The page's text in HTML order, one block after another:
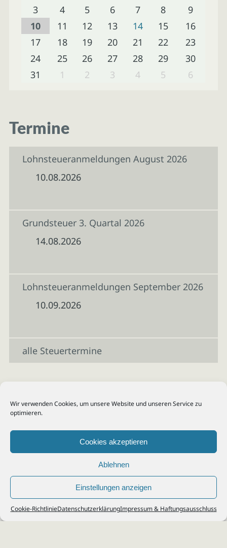
Wir verwenden Cookies, um unsere Website und unseren Service zu
optimieren.
Cookies akzeptieren
Ablehnen
Einstellungen anzeigen
Cookie-RichtlinieDatenschutzerklärungImpressum & Haftungsausschluss
3
4 5 6 7 8
9
10
11 12 13 14 15
16
17
18 19 20 21 22
23
24
25 26 27 28 29
30
31
1 2 3 4 5 6
Termine
Lohnsteueranmeldungen August 2026
10.08.2026
Grundsteuer 3. Quartal 2026
14.08.2026
Lohnsteueranmeldungen September 2026
10.09.2026
alle Steuertermine
© 2026Steuerberater Kempf, Köln - Steuerberatung Poll, Porz, Deutz, Mülheim,